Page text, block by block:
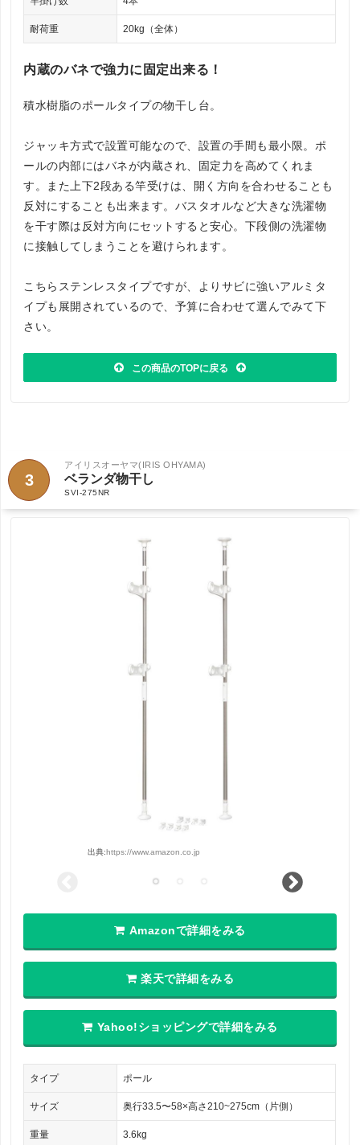
耐荷重 20kg（全体）
内蔵のバネで強力に固定出来る！
積水樹脂のポールタイプの物干し台。
ジャッキ方式で設置可能なので、設置の手間も最小限。ポ
ールの内部にはバネが内蔵され、固定力を高めてくれま
す。また上下2段ある竿受けは、開く方向を合わせることも
反対にすることも出来ます。バスタオルなど大きな洗濯物
を干す際は反対方向にセットすると安心。下段側の洗濯物
に接触してしまうことを避けられます。
こちらステンレスタイプですが、よりサビに強いアルミタ
イプも展開されているので、予算に合わせて選んでみて下
さい。
この商品のTOPに戻る
3
アイリスオーヤマ(IRIS OHYAMA)
ベランダ物干し
SVI-275NR
出典: https://www.amazon.co.jp
Amazonで詳細をみる
楽天で詳細をみる
Yahoo!ショッピングで詳細をみる
タイプ ポール
サイズ 奥行33.5〜58×高さ210~275cm（片側）
重量 3.6kg